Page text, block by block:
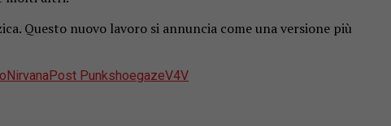
Questo nuovo lavoro si annuncia come una versione più
NirvanaPost PunkshoegazeV4V